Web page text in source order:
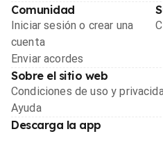
Comunidad
Iniciar sesión o crear una
cuenta
Enviar acordes
Sobre el sitio web
Condiciones de uso y
Ayuda
Descarga la app